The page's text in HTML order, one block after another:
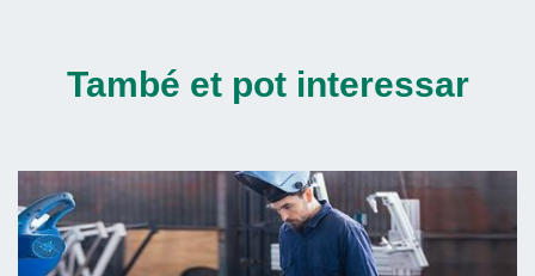
També et pot interessar